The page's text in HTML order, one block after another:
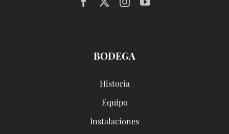
BODEGA
Historia
Equipo
Instalaciones